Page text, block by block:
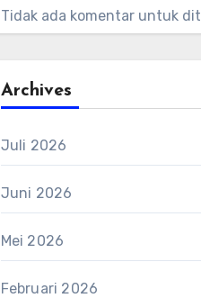
Tidak ada komentar untuk
Archives
Juli 2026
Juni 2026
Mei 2026
Februari 2026